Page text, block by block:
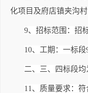
化项目及府店镇夹沟村
9、招标范围： 招
10、工期：一标段
二、三、四标段均
11 、质量要求：符